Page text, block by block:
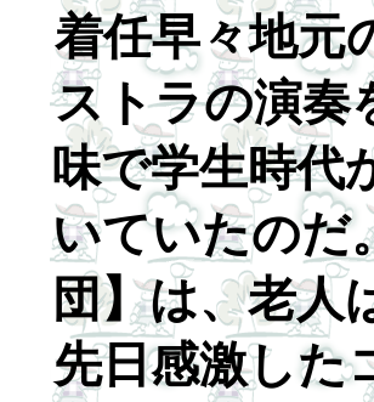
着任早々地元
ストラの演奏
味で学生時代
いていたのだ
団】は、老人
先日感激した